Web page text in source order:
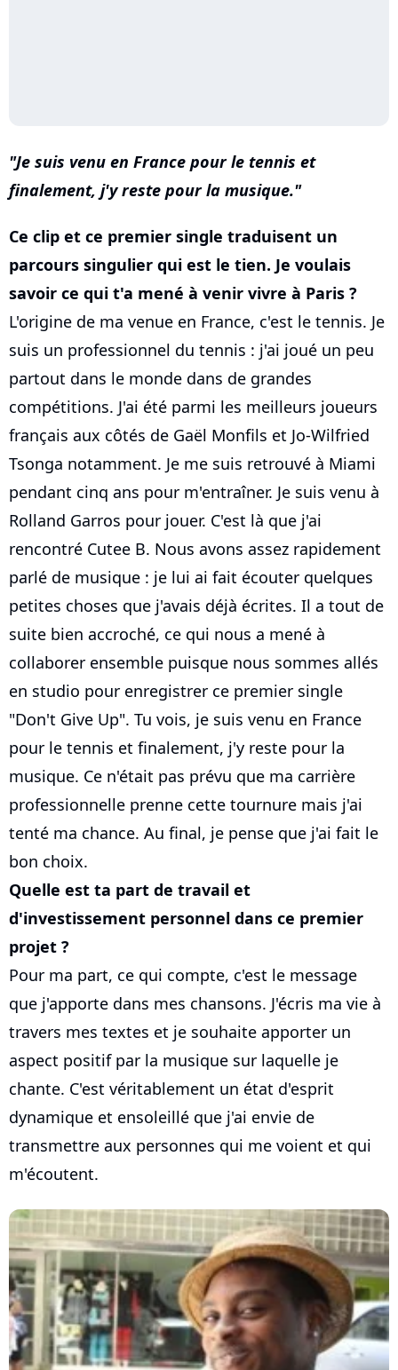
Je suis venu en France pour le tennis et
finalement, j'y reste pour la musique.
Ce clip et ce premier single traduisent un
parcours singulier qui est le tien. Je voulais
savoir ce qui t'a mené à venir vivre à Paris ?
L'origine de ma venue en France, c'est le tennis. Je
suis un professionnel du tennis : j'ai joué un peu
partout dans le monde dans de grandes
compétitions. J'ai été parmi les meilleurs joueurs
français aux côtés de Gaël Monfils et Jo-Wilfried
Tsonga notamment. Je me suis retrouvé à Miami
pendant cinq ans pour m'entraîner. Je suis venu à
Rolland Garros pour jouer. C'est là que j'ai
rencontré Cutee B. Nous avons assez rapidement
parlé de musique : je lui ai fait écouter quelques
petites choses que j'avais déjà écrites. Il a tout de
suite bien accroché, ce qui nous a mené à
collaborer ensemble puisque nous sommes allés
en studio pour enregistrer ce premier single
"Don't Give Up". Tu vois, je suis venu en France
pour le tennis et finalement, j'y reste pour la
musique. Ce n'était pas prévu que ma carrière
professionnelle prenne cette tournure mais j'ai
tenté ma chance. Au final, je pense que j'ai fait le
bon choix.
Quelle est ta part de travail et
d'investissement personnel dans ce premier
projet ?
Pour ma part, ce qui compte, c'est le message
que j'apporte dans mes chansons. J'écris ma vie à
travers mes textes et je souhaite apporter un
aspect positif par la musique sur laquelle je
chante. C'est véritablement un état d'esprit
dynamique et ensoleillé que j'ai envie de
transmettre aux personnes qui me voient et qui
m'écoutent.